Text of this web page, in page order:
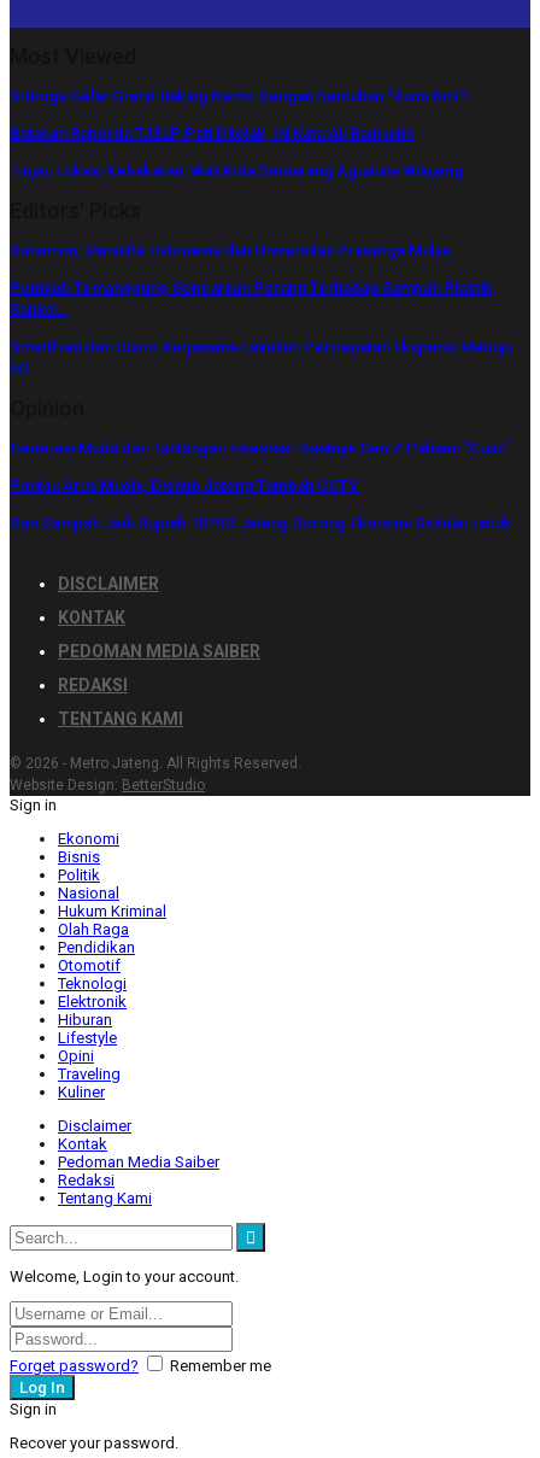
Sriboga Gelar Grand Baking Demo Dengan Sentuhan “Kuno Kini”!
Batasan Raperda TJSLP Pati Ditolak, Ini Kata Ali Badrudin
Tinjau Lokasi Kebakaran, Wali Kota Semarang Agustina Wilujeng…
Danamon, Manulife Indonesia dan Universitas Prasetiya Mulya…
Pemkab Temanggung Gencarkan Perang Terhadap Sampah Plastik,
Sanksi…
Smartfren dan Cisco Kerjasama Lakukan Percepatan Ekspansi Menuju
5G
Generasi Muda dan Tantangan Investasi: Saatnya Gen Z Pahami “Cuan”…
Pantau Arus Mudik, Dishub Jateng Tambah CCTV
Dari Sampah Jadi Rupiah: DPRD Jateng Dorong Ekonomi Sirkular untuk…
DISCLAIMER
KONTAK
PEDOMAN MEDIA SAIBER
REDAKSI
TENTANG KAMI
© 2026 - Metro Jateng. All Rights Reserved.
Website Design: BetterStudio
Sign in
Ekonomi
Bisnis
Politik
Nasional
Hukum Kriminal
Olah Raga
Pendidikan
Otomotif
Teknologi
Elektronik
Hiburan
Lifestyle
Opini
Traveling
Kuliner
Disclaimer
Kontak
Pedoman Media Saiber
Redaksi
Tentang Kami
Welcome, Login to your account.
Forget password? Remember me
Sign in
Recover your password.